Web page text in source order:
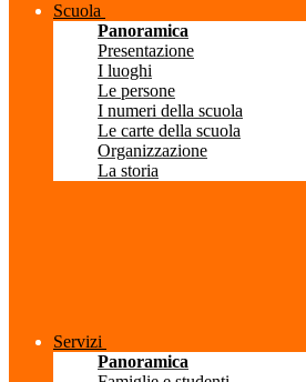
Scuola
Panoramica
Presentazione
I luoghi
Le persone
I numeri della scuola
Le carte della scuola
Organizzazione
La storia
Servizi
Panoramica